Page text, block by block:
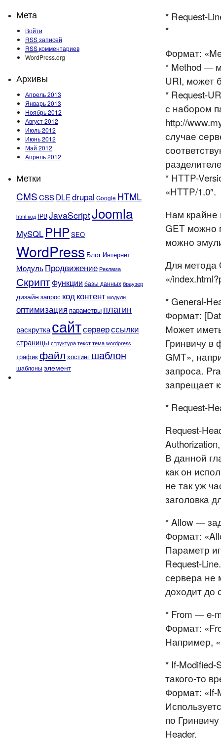
Мета
Войти
RSSзаписей
RSSкомментариев
WordPress.org
Архивы
Апрель 2013
Январь 2013
Ноябрь 2012
Август 2012
Июль 2012
Июнь 2012
Май 2012
Апрель 2012
Метки
CMSCSSDLEdrupal Google HTML
html код IPBJavaScriptJoomla
MySQL PHPSEO
WordPress Блог Интернет
МодульПродвижение Реклама
СкриптФункции базы данных браузер
дизайн запрос кодконтент модули
оптимизация параметры плагин
раскруткасайтсерверссылки
страницы структура текст тема wordpress
трафикфайл хостинг шаблон
шаблоны элемент
* Request-
*
Формат:
* Method —
URI, может
* Request-
с набором
http://
случае
* HTTP-
«HTTP/1.0″.
Нам крайне
GET можно
можно
Для метода
«/
* General-
Формат:
Может
Гринвичу
GMT»,
запроса.
запрещает
* Request-
Request-
В данной
как он
не так уж
заголовка
* Allow —
Формат:
Параметр
Request-
сервера не
доходит до
* From — e-
Формат:
Например,
* If-
такого-то
Формат: «If-
по
Header.